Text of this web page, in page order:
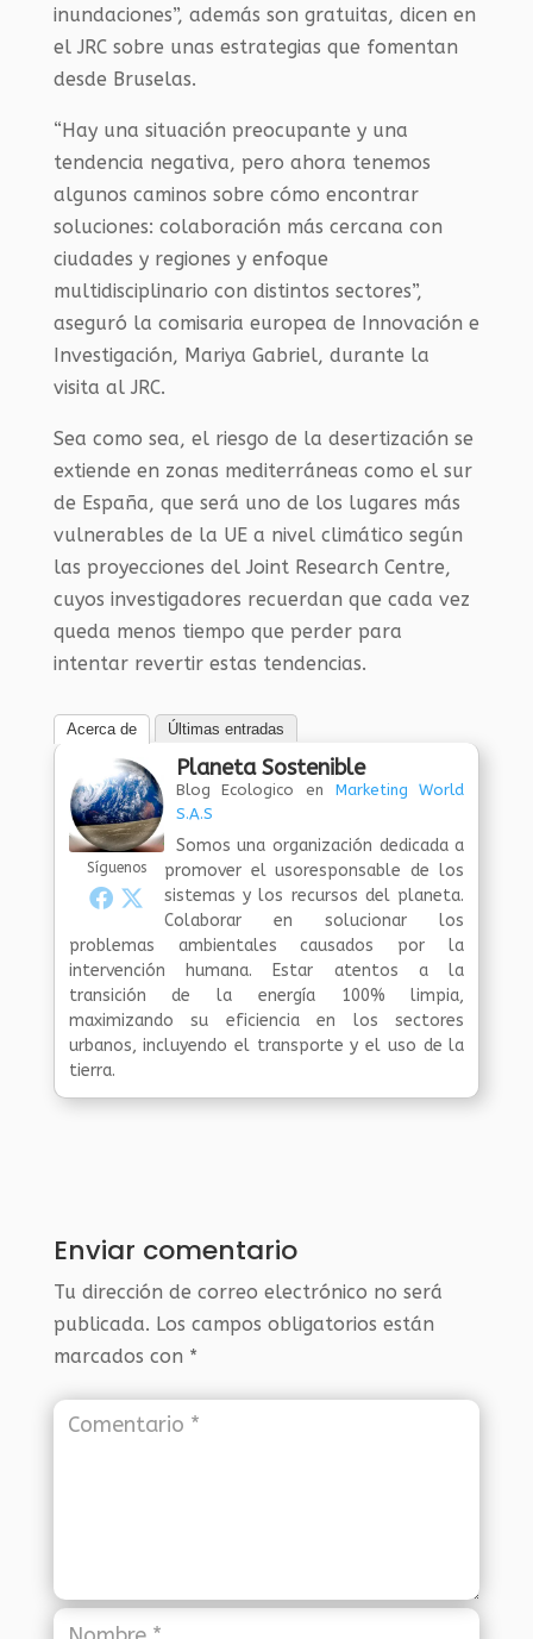
inundaciones”, además son gratuitas, dicen en
el JRC sobre unas estrategias que fomentan
desde Bruselas.
“Hay una situación preocupante y una
tendencia negativa, pero ahora tenemos
algunos caminos sobre cómo encontrar
soluciones: colaboración más cercana con
ciudades y regiones y enfoque
multidisciplinario con distintos sectores”,
aseguró la comisaria europea de Innovación e
Investigación, Mariya Gabriel, durante la
visita al JRC.
Sea como sea, el riesgo de la desertización se
extiende en zonas mediterráneas como el sur
de España, que será uno de los lugares más
vulnerables de la UE a nivel climático según
las proyecciones del Joint Research Centre,
cuyos investigadores recuerdan que cada vez
queda menos tiempo que perder para
intentar revertir estas tendencias.
Acerca de Últimas entradas
Síguenos
Planeta Sostenible
Blog Ecologico en Marketing World
S.A.S
Somos una organización dedicada a
promover el usoresponsable de los
sistemas y los recursos del planeta.
Colaborar en solucionar los
problemas ambientales causados por la
intervención humana. Estar atentos a la
transición de la energía 100% limpia,
maximizando su eficiencia en los sectores
urbanos, incluyendo el transporte y el uso de la
tierra.
Enviar comentario
Tu dirección de correo electrónico no será
publicada. Los campos obligatorios están
marcados con *